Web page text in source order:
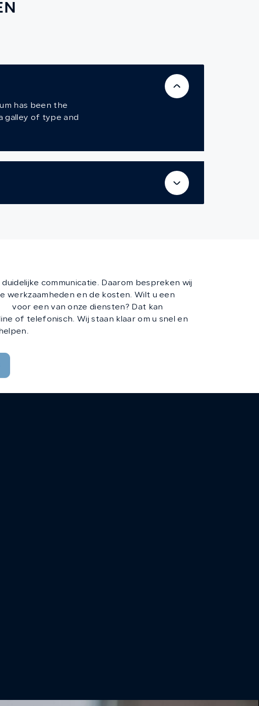
has been the
galley of type and
duidelijke communicatie. Daarom bespreken wij
werkzaamheden en de kosten. Wilt u een
voor een van onze diensten? Dat kan
of telefonisch. Wij staan klaar om u snel en